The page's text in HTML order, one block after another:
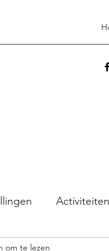
Activiteiten
om te lezen